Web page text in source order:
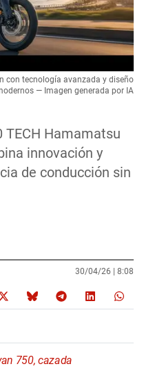
TECH Hamamatsu
innovación y
de conducción sin
con tecnología avanzada y diseño
— Imagen generada por IA
30/04/26 | 8:08
750, cazada